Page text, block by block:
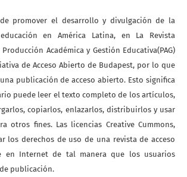
promover el desarrollo y divulgación de la
en América Latina, en La Revista
Académica y Gestión Educativa(PAG)
de Acceso Abierto de Budapest, por lo que
publicación de acceso abierto. Esto significa
puede leer el texto completo de los artículos,
copiarlos, enlazarlos, distribuirlos y usar
otros fines. Las licencias Creative Cummons,
los derechos de uso de una revista de acceso
en Internet de tal manera que los usuarios
publicación.